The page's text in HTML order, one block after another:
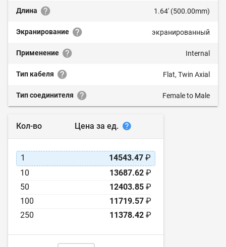
Длина 1.64' (500.00mm)
Экранирование экранированный
Применение Internal
Тип кабеля Flat, Twin Axial
Тип соединителя Female to Male
Кол-во Цена за ед.
1 14543.47 ₽
10
13687.62 ₽
50
12403.85 ₽
100
11719.57 ₽
250
11378.42 ₽